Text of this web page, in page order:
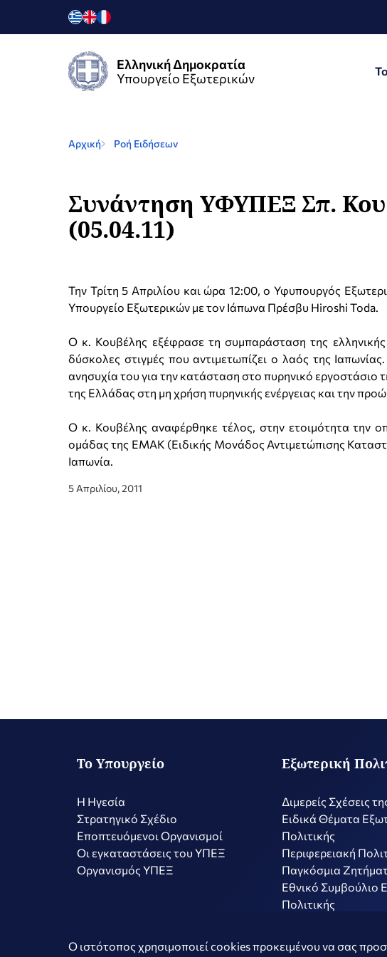
Ελληνική Δημοκρατία
Υπουργείο Εξωτερικών
Αρχική Ροή Ειδήσεων
Συνάντηση ΥΦΥΠΕΞ Σπ.
(05.04.11)
Την Τρίτη 5 Απριλίου και ώρα 12:00, ο Υφυπουργός
Υπουργείο Εξωτερικών με τον Ιάπωνα Πρέσβυ Hiroshi Toda.
Ο κ. Κουβέλης εξέφρασε τη συμπαράσταση της
δύσκολες στιγμές που αντιμετωπίζει ο λαός της
ανησυχία του για την κατάσταση στο πυρηνικό
της Ελλάδας στη μη χρήση πυρηνικής ενέργειας και την
Ο κ. Κουβέλης αναφέρθηκε τέλος, στην ετοιμότητα την
ομάδας της ΕΜΑΚ (Ειδικής Μονάδος Αντιμετώπισης
Ιαπωνία.
5 Απριλίου, 2011
Το Υπουργείο
Η Ηγεσία
Στρατηγικό Σχέδιο
Εποπτευόμενοι Οργανισμοί
Οι εγκαταστάσεις του ΥΠΕΞ
Οργανισμός ΥΠΕΞ
Εξωτερική
Διμερείς Σχέσεις
Ειδικά Θέματα
Πολιτικής
Περιφερειακή
Παγκόσμια
Εθνικό Συμβούλιο
Πολιτικής
Copyright © 2026 Ελληνική Δημοκρατία - Υπουργείο Εξωτερικών
Ο ιστότοπος χρησιμοποιεί cookies προκειμένου να σας